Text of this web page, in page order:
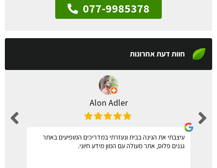
077-9985378
חוות דעת אחרונות
Alon Adler
עיצבתי את הגינה בבית ונעזרתי במדריכים המופיעים באתר
גננים פלוס, אתר מעולה עם המון מידע חיוני.